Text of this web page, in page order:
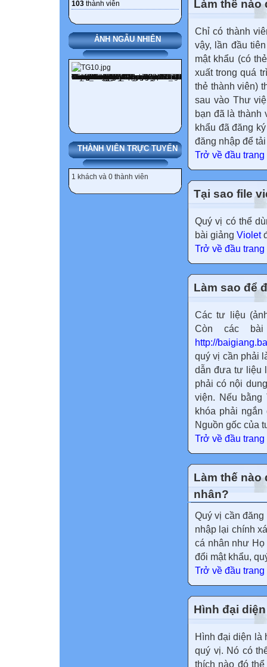
103 thành viên
ẢNH NGẪU NHIÊN
THÀNH VIÊN TRỰC TUYẾN
1 khách và 0 thành viên
Làm thế
Chỉ có thành
vậy, lần đầu
mật khẩu (có
xuất trong quá
thẻ thành viên)
sau vào Thư
bạn đã là thành
khẩu đã đăng
đăng nhập để
Trở về đầu trang
Tại sao file
Quý vị có thể
bài giảng Violet
Trở về đầu trang
Làm sao để
Các tư liệu
Còn các bài
http://
quý vị cần phải
dẫn đưa tư liệu
phải có nội
viện. Nếu bằng
khóa phải
Nguồn gốc của
Trở về đầu trang
Làm thế nào
nhân?
Quý vị cần
nhập lại chính
cá nhân như Họ
đổi mật khẩu,
Trở về đầu trang
Hình đại
Hình đại diện là
quý vị. Nó có
thích nào đó